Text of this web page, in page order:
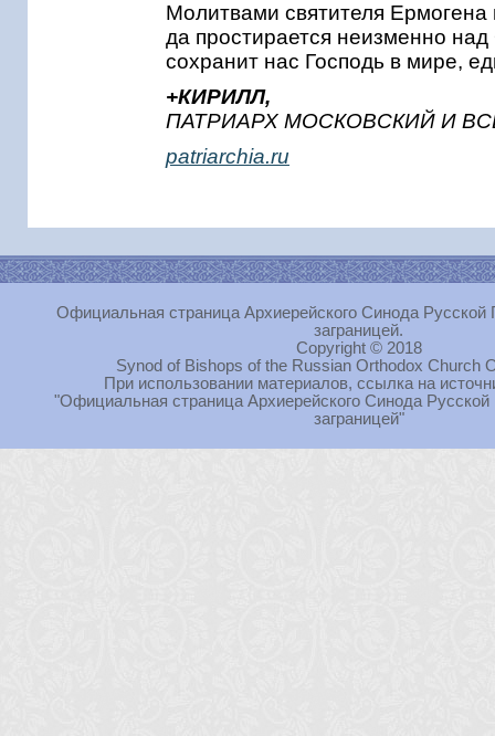
Молитвами святителя
да простирается неизменно
сохранит нас Господь в мире,
+КИРИЛЛ,
ПАТРИАРХ МОСКОВСКИЙ И
patriarchia.ru
Официальная страница Архиерейского Синода Русской
заграницей.
Copyright © 2018
Synod of Bishops of the Russian Orthodox Church
При использовании материалов, ссылка на
"Официальная страница Архиерейского Синода
заграницей"